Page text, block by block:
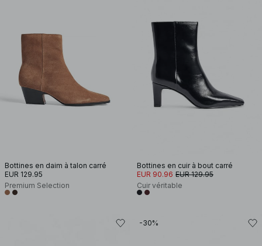
Bottines en daim à talon carré
EUR 129.95
Premium Selection
Bottines en cuir à bout carré
EUR 90.96 EUR 129.95
Cuir véritable
-30%